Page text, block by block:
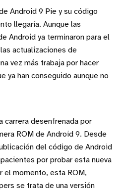
Android 9 Pie y su código
llegaría. Aunque las
Android ya terminaron para el
actualizaciones de
vez más trabaja por hacer
ya han conseguido aunque no
carrera desenfrenada por
ROM de Android 9. Desde
del código de Android
por probar esta nueva
el momento, esta ROM,
se trata de una versión